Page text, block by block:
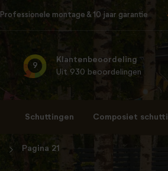
Professionele montage & 10 jaar garantie
9
Klantenbeoordeling
Uit 930 beoordelingen
Schuttingen Composiet
Pagina 21